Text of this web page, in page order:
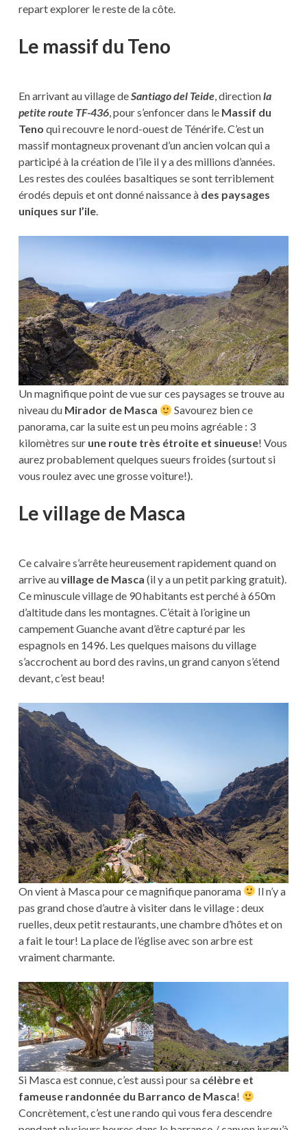
repart explorer le reste de la côte.
Le massif du Teno
En arrivant au village deSantiago del Teide, directionla
petite route TF-436, pour s’enfoncer dans le Massif du
Teno qui recouvre le nord-ouest de Ténérife. C’est un
massif montagneux provenant d’un ancien volcan qui a
participé à la création de l’ile il y a des millions d’années.
Les restes des coulées basaltiques se sont terriblement
érodés depuis et ont donné naissance à des paysages
uniques sur l’ile.
Un magnifique point de vue sur ces paysages se trouve au
niveau du Mirador de Masca
Savourez bien ce
panorama, car la suite est un peu moins agréable : 3
kilomètres sur une route très étroite et sinueuse! Vous
aurez probablement quelques sueurs froides (surtout si
vous roulez avec une grosse voiture!).
Le village de Masca
Ce calvaire s’arrête heureusement rapidement quand on
arrive auvillage de Masca (il y a un petit parking gratuit).
Ce minuscule village de 90 habitants est perché à 650m
d’altitude dans les montagnes. C’était à l’origine un
campement Guanche avant d’être capturé par les
espagnols en 1496. Les quelques maisons du village
s’accrochent au bord des ravins, un grand canyon s’étend
devant, c’est beau!
On vient à Masca pour ce magnifique panorama
Il n’y a
pas grand chose d’autre à visiter dans le village : deux
ruelles, deux petit restaurants, une chambre d’hôtes et on
a fait le tour! La place de l’église avec son arbre est
vraiment charmante.
Si Masca est connue, c’est aussi pour sa célèbre et
fameuse randonnée du Barranco de Masca!
Concrètement, c’est une rando qui vous fera descendre